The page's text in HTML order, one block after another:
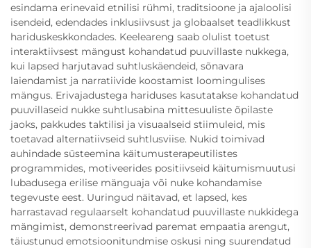
esindama erinevaid etnilisi rühmi, traditsioone ja ajaloolisi
isendeid, edendades inklusiivsust ja globaalset teadlikkust
hariduskeskkondades. Keeleareng saab olulist toetust
interaktiivsest mängust kohandatud puuvillaste nukkega,
kui lapsed harjutavad suhtluskäendeid, sõnavara
laiendamist ja narratiivide koostamist loomingulises
mängus. Erivajadustega hariduses kasutatakse kohandatud
puuvillaseid nukke suhtlusabina mittesuuliste õpilaste
jaoks, pakkudes taktilisi ja visuaalseid stiimuleid, mis
toetavad alternatiivseid suhtlusviise. Nukid toimivad
auhindade süsteemina käitumusterapeutilistes
programmides, motiveerides positiivseid käitumismuutusi
lubadusega erilise mänguaja või nuke kohandamise
tegevuste eest. Uuringud näitavad, et lapsed, kes
harrastavad regulaarselt kohandatud puuvillaste nukkidega
mängimist, demonstreerivad paremat empaatia arengut,
täiustunud emotsioonitundmise oskusi ning suurendatud